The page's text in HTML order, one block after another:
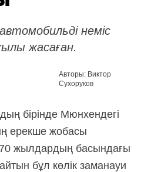
автомобильді неміс
жасаған.
Авторы: Виктор
Сухоруков
бірінде Мюнхендегі
ерекше жобасы
жылдардың басындағы
бұл көлік заманауи